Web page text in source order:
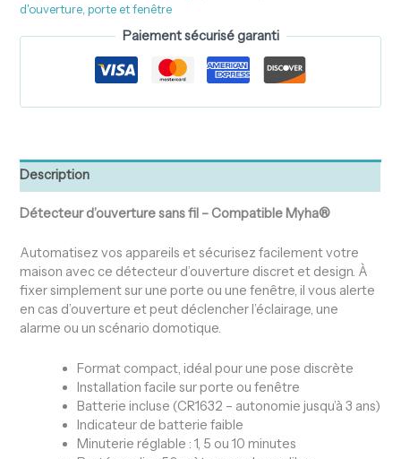
d'ouverture ,porte et fenêtre
Paiement sécurisé garanti
Description
Détecteur d’ouverture sans fil – Compatible Myha®
Automatisez vos appareils et sécurisez facilement votre
maison avec ce détecteur d’ouverture discret et design. À
fixer simplement sur une porte ou une fenêtre, il vous alerte
en cas d’ouverture et peut déclencher l’éclairage, une
alarme ou un scénario domotique.
Format compact, idéal pour une pose discrète
Installation facile sur porte ou fenêtre
Batterie incluse (CR1632 – autonomie jusqu’à 3 ans)
Indicateur de batterie faible
Minuterie réglable : 1, 5 ou 10 minutes